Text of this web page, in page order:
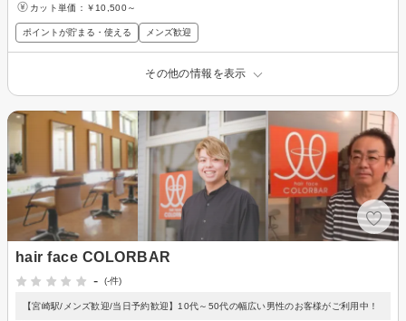
カット単価： ￥10,500～
ポイントが貯まる・使える メンズ歓迎
その他の情報を表示
hair face COLORBAR
-
(-件)
【宮崎駅/メンズ歓迎/当日予約歓迎】10代～50代の幅広い男性のお客様がご利用中！